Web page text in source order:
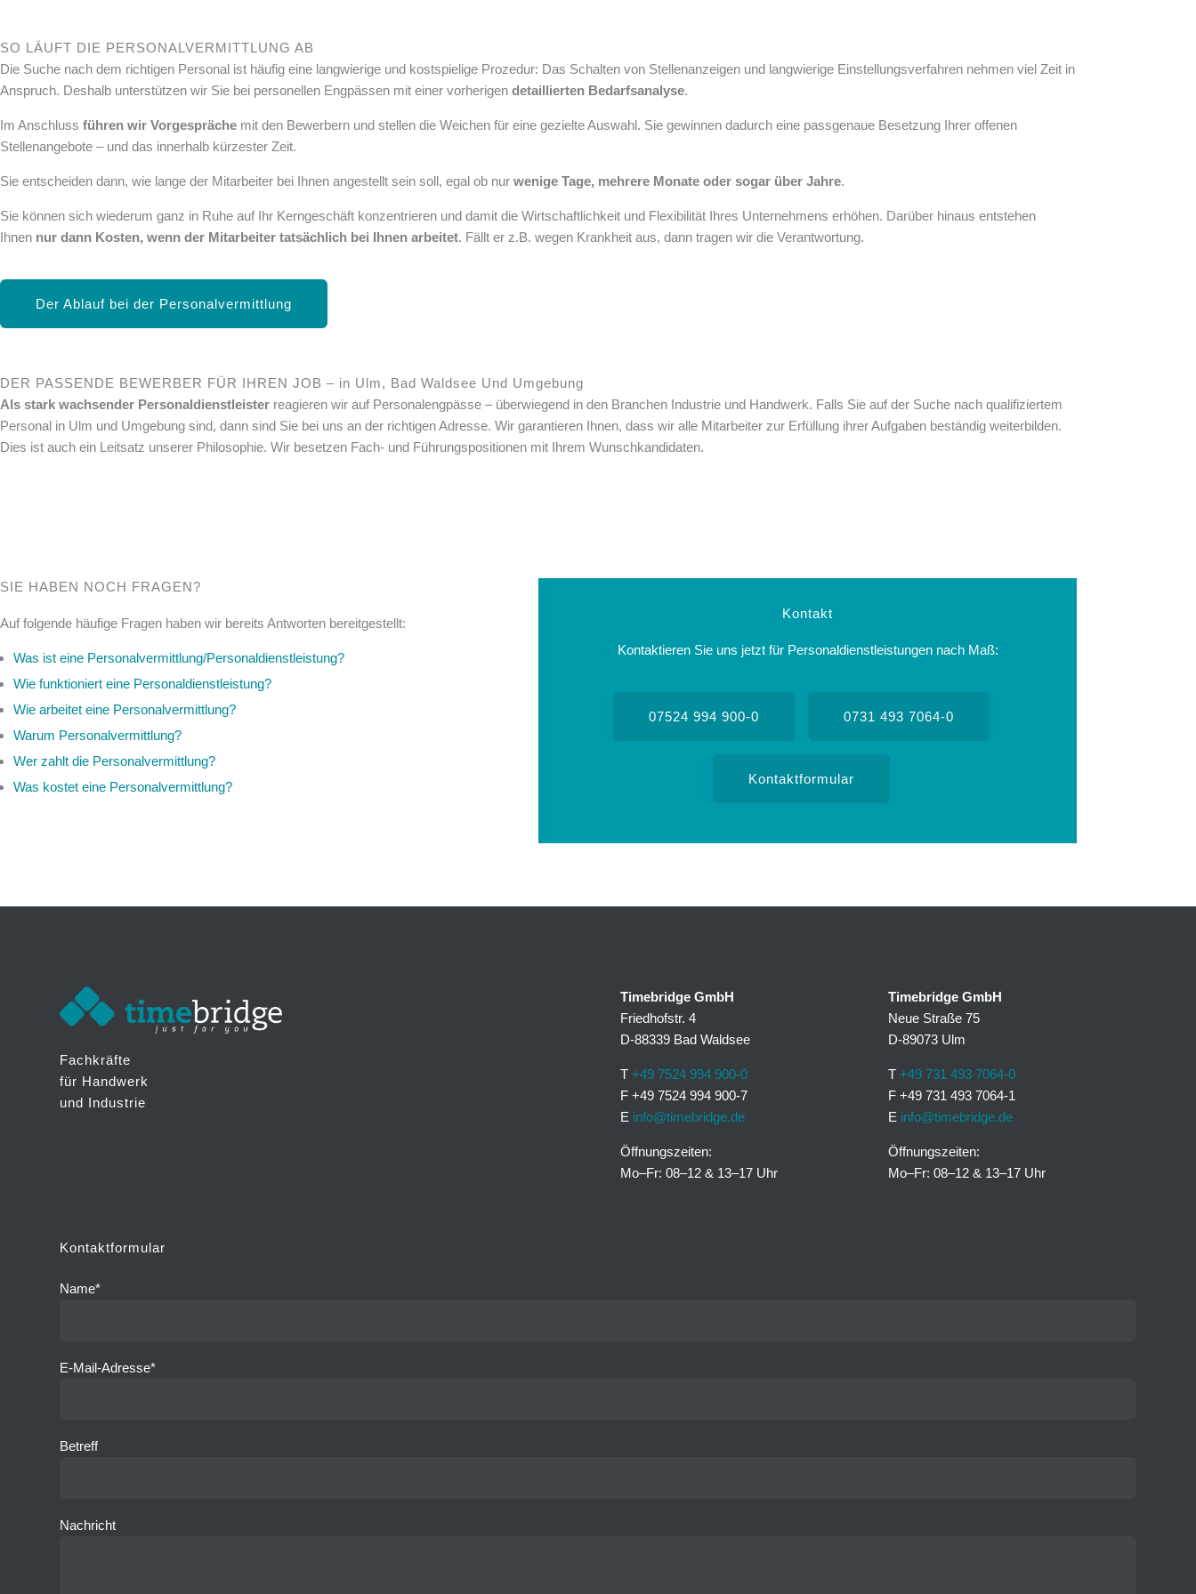
SO LÄUFT DIE PERSONALVERMITTLUNG AB
Die Suche nach dem richtigen Personal ist häufig eine langwierige und kostspielige Prozedur: Das Schalten von Stellenanzeigen und langwierige Einstellungsverfahren nehmen viel Zeit in
Anspruch. Deshalb unterstützen wir Sie bei personellen Engpässen mit einer vorherigen detaillierten Bedarfsanalyse.
Im Anschluss führen wir Vorgespräche mit den Bewerbern und stellen die Weichen für eine gezielte Auswahl. Sie gewinnen dadurch eine passgenaue Besetzung Ihrer offenen
Stellenangebote – und das innerhalb kürzester Zeit.
Sie entscheiden dann, wie lange der Mitarbeiter bei Ihnen angestellt sein soll, egal ob nur wenige Tage, mehrere Monate oder sogar über Jahre.
Sie können sich wiederum ganz in Ruhe auf Ihr Kerngeschäft konzentrieren und damit die Wirtschaftlichkeit und Flexibilität Ihres Unternehmens erhöhen. Darüber hinaus entstehen
Ihnen nur dann Kosten, wenn der Mitarbeiter tatsächlich bei Ihnen arbeitet. Fällt er z.B. wegen Krankheit aus, dann tragen wir die Verantwortung.
Der Ablauf bei der Personalvermittlung
DER PASSENDE BEWERBER FÜR IHREN JOB – in Ulm, Bad Waldsee Und Umgebung
Als stark wachsender Personaldienstleister reagieren wir auf Personalengpässe – überwiegend in den Branchen Industrie und Handwerk. Falls Sie auf der Suche nach qualifiziertem
Personal in Ulm und Umgebung sind, dann sind Sie bei uns an der richtigen Adresse. Wir garantieren Ihnen, dass wir alle Mitarbeiter zur Erfüllung ihrer Aufgaben beständig weiterbilden.
Dies ist auch ein Leitsatz unserer Philosophie. Wir besetzen Fach- und Führungspositionen mit Ihrem Wunschkandidaten.
SIE HABEN NOCH FRAGEN?
Auf folgende häufige Fragen haben wir bereits Antworten bereitgestellt:
Was ist eine Personalvermittlung/Personaldienstleistung?
Wie funktioniert eine Personaldienstleistung?
Wie arbeitet eine Personalvermittlung?
Warum Personalvermittlung?
Wer zahlt die Personalvermittlung?
Was kostet eine Personalvermittlung?
Kontakt
Kontaktieren Sie uns jetzt für Personaldienstleistungen nach Maß:
07524 994 900-0 0731 493 7064-0
Kontaktformular
Fachkräfte
für Handwerk
und Industrie
Timebridge GmbH
Friedhofstr. 4
D-88339 Bad Waldsee
T +49 7524 994 900-0
F +49 7524 994 900-7
E info@timebridge.de
Öffnungszeiten:
Mo–Fr: 08–12 & 13–17 Uhr
Timebridge GmbH
Neue Straße 75
D-89073 Ulm
T+49 731 493 7064-0
F +49 731 493 7064-1
E info@timebridge.de
Öffnungszeiten:
Mo–Fr: 08–12 & 13–17 Uhr
Kontaktformular
Name*
E-Mail-Adresse*
Betreff
Nachricht